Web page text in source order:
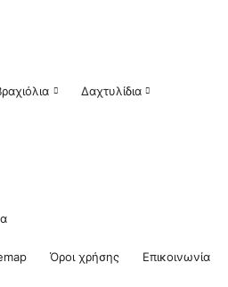
Δαχτυλίδια
Όροι χρήσης Επικοινωνία